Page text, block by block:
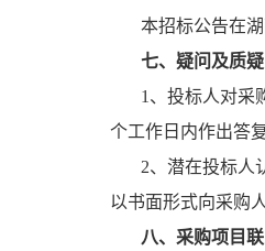
本招标公告在
七、 疑问及质疑
1、投标人对采
个工作日内作出答复
2、潜在投标人
以书面形式向采购
八、采购项目